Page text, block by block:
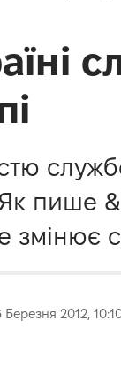
пише
змінює
Березня 2012,